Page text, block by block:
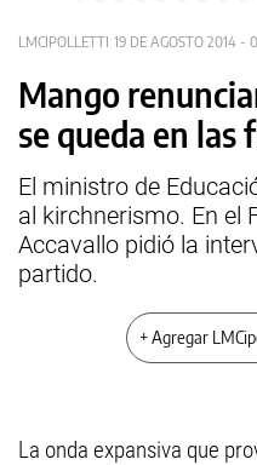
LMCIPOLLETTI 19 DE AGOSTO 2014 -
Mango
se queda en las
El ministro de
al kirchnerismo. En el
Accavallo pidió la
partido.
+ Agregar
La onda expansiva que